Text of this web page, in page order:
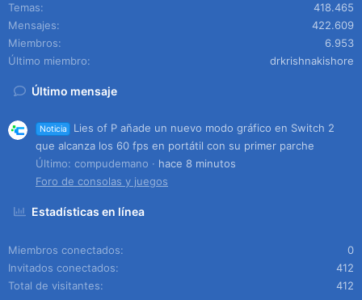
Temas
418.465
Mensajes
422.609
Miembros
6.953
Último miembro
drkrishnakishore
Último mensaje
Noticia
Lies of P añade un nuevo modo gráfico en Switch 2
que alcanza los 60 fps en portátil con su primer parche
Último: compudemano
hace 8 minutos
Foro de consolas y juegos
Estadísticas en línea
Miembros conectados
0
Invitados conectados
412
Total de visitantes
412